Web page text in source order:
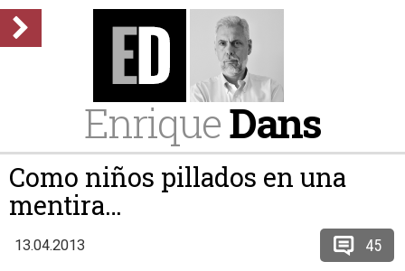
EnriqueDans
Como niños pillados en una
mentira…
13.04.2013 45